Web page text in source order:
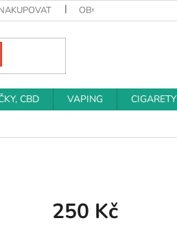
OBCHODNÍ PODMÍNKY
CBD VAPING CIGARETY
250 Kč